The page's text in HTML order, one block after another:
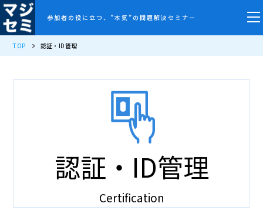
参加者の役に立つ、”本気”の問題解決セミナー
TOP 認証・ID管理
認証・ID管理
Certification